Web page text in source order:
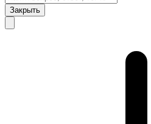
Закрыть